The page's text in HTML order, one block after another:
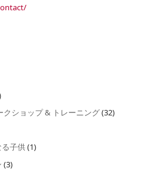
クショップ & トレーニング(32)
子供(1)
(3)